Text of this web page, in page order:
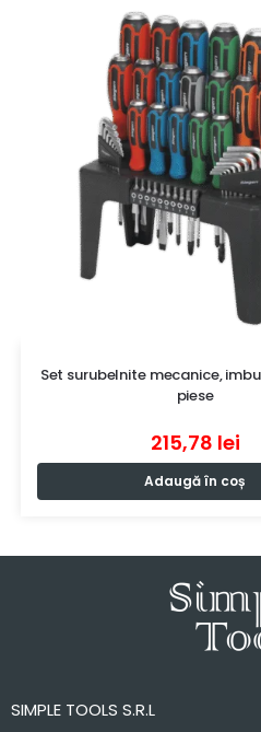
Set surubelnite mecanice,
piese
215,78 lei
Adaugă în coș
SIMPLE TOOLS S.R.L